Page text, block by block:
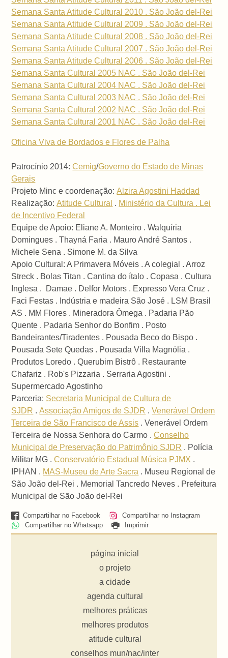
Semana Santa Atitude Cultural 2010 . São João del-Rei
Semana Santa Atitude Cultural 2009 . São João del-Rei
Semana Santa Atitude Cultural 2008 . São João del-Rei
Semana Santa Atitude Cultural 2007 . São João del-Rei
Semana Santa Atitude Cultural 2006 . São João del-Rei
Semana Santa Cultural 2005 NAC . São João del-Rei
Semana Santa Cultural 2004 NAC . São João del-Rei
Semana Santa Cultural 2003 NAC . São João del-Rei
Semana Santa Cultural 2002 NAC . São João del-Rei
Semana Santa Cultural 2001 NAC . São João del-Rei
Oficina Viva de Bordados e Flores de Palha
Patrocínio 2014:Cemig/Governo do Estado de Minas
Gerais
Projeto Minc e coordenação:Alzira Agostini Haddad
Realização:Atitude Cultural . Ministério da Cultura . Lei
de Incentivo Federal
Equipe de Apoio: Eliane A. Monteiro . Walquíria
Domingues . Thayná Faria . Mauro André Santos .
Michele Sena . Simone M. da Silva
Apoio Cultural: A Primavera Móveis . A colegial . Arroz
Streck . Bolas Titan . Cantina do ítalo . Copasa . Cultura
Inglesa . Damae . Delfor Motors . Expresso Vera Cruz .
Faci Festas . Indústria e madeira São José . LSM Brasil
AS . MM Flores . Mineradora Ômega . Padaria Pão
Quente . Padaria Senhor do Bonfim . Posto
Bandeirantes/Tiradentes . Pousada Beco do Bispo .
Pousada Sete Quedas . Pousada Villa Magnólia .
Produtos Loredo . Querubim Bistrô . Restaurante
Chafariz . Rob's Pizzaria . Serraria Agostini .
Supermercado Agostinho
Parceria: Secretaria Municipal de Cultura de
SJDR .Associação Amigos de SJDR .Venerável Ordem
Terceira de São Francisco de Assis . Venerável Ordem
Terceira de Nossa Senhora do Carmo .Conselho
Municipal de Preservação do Patrimônio SJDR . Polícia
Militar MG .Conservatório Estadual Música PJMX .
IPHAN . MAS-Museu de Arte Sacra . Museu Regional de
São João del-Rei . Memorial Tancredo Neves . Prefeitura
Municipal de São João del-Rei
Compartilhar no Facebook
Compartilhar no Instagram
Compartilhar no Whatsapp
Imprimir
página inicial
o projeto
a cidade
agenda cultural
melhores práticas
melhores produtos
atitude cultural
conselhos mun/nac/inter